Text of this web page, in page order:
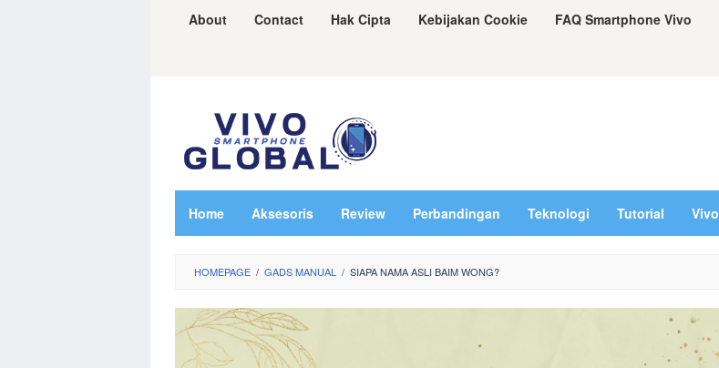
About Contact Hak Cipta Kebijakan Cookie FAQ Smartphone Vivo
Home Aksesoris Review Perbandingan Teknologi Tutorial Vivo
HOMEPAGE / GADS MANUAL / SIAPA NAMA ASLI BAIM WONG?